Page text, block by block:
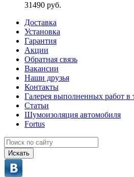
31490 руб.
Доставка
Установка
Гарантия
Акции
Обратная связь
Вакансии
Наши друзья
Контакты
Галерея выполненных работ в
Статьи
Шумоизоляция автомобиля
Fortus
Искать